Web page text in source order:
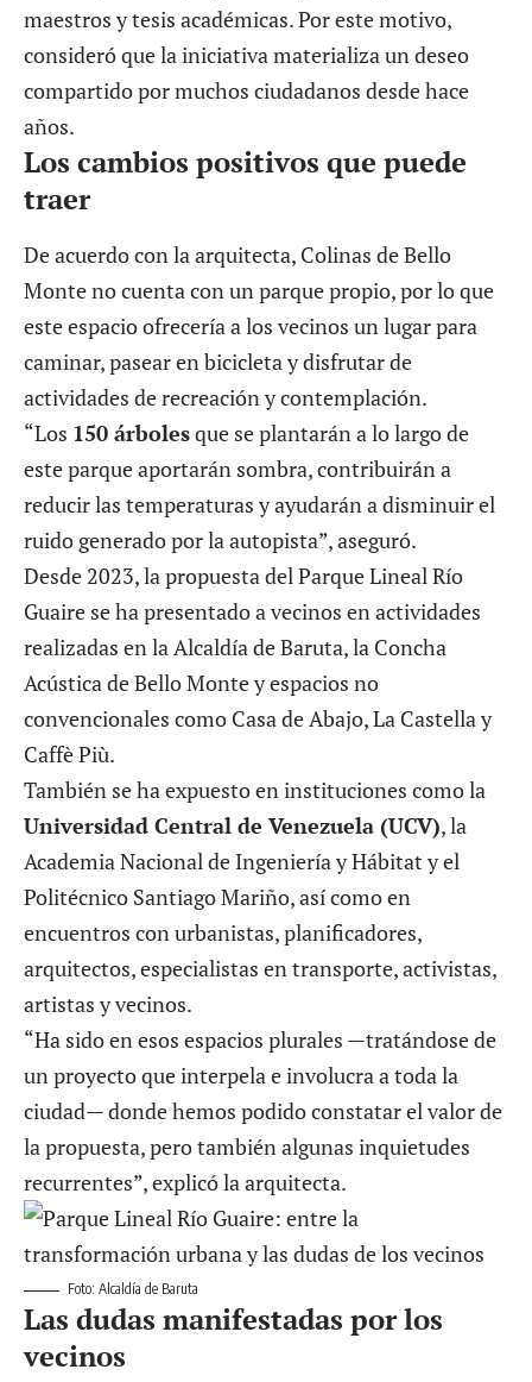
maestros y tesis académicas. Por este motivo,
consideró que la iniciativa materializa un deseo
compartido por muchos ciudadanos desde hace
años.
Los cambios positivos que puede
traer
De acuerdo con la arquitecta, Colinas de Bello
Monte no cuenta con un parque propio, por lo que
este espacio ofrecería a los vecinos un lugar para
caminar, pasear en bicicleta y disfrutar de
actividades de recreación y contemplación.
“Los 150 árbolesque se plantarán a lo largo de
este parque aportarán sombra, contribuirán a
reducir las temperaturas y ayudarán a disminuir el
ruido generado por la autopista”, aseguró.
Desde 2023, la propuesta del Parque Lineal Río
Guaire se ha presentado a vecinos en actividades
realizadas en la Alcaldía de Baruta, la Concha
Acústica de Bello Monte y espacios no
convencionales como Casa de Abajo, La Castella y
Caffè Più.
También se ha expuesto en instituciones como la
Universidad Central de Venezuela (UCV), la
Academia Nacional de Ingeniería y Hábitat y el
Politécnico Santiago Mariño, así como en
encuentros con urbanistas, planificadores,
arquitectos, especialistas en transporte, activistas,
artistas y vecinos.
“Ha sido en esos espacios plurales —tratándose de
un proyecto que interpela e involucra a toda la
ciudad— donde hemos podido constatar el valor de
la propuesta, pero también algunas inquietudes
recurrentes”, explicó la arquitecta.
Foto: Alcaldía de Baruta
Las dudas manifestadas por los
vecinos